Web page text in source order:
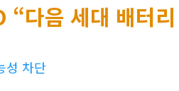
“다음 세대 배터
성 차단